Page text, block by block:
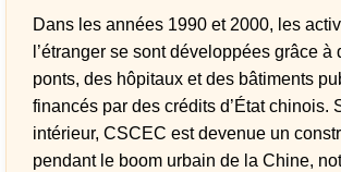
Dans les années 1990 et 2000, les
l’étranger se sont développées grâce à
ponts, des hôpitaux et des bâtiments
financés par des crédits d’État chinois.
intérieur, CSCEC est devenue un
pendant le boom urbain de la Chine,